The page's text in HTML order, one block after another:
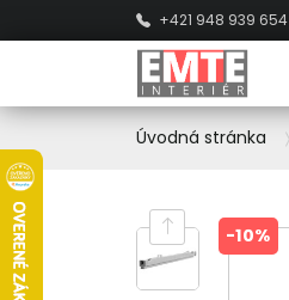
+421 948 939 654
Úvodná stránka
-10%